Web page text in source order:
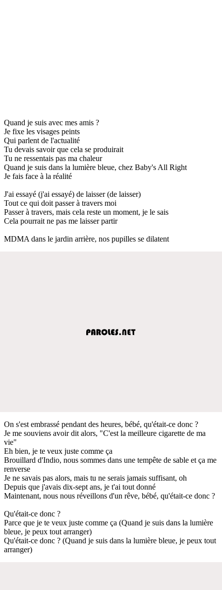
Quand je suis avec mes amis ?
Je fixe les visages peints
Qui parlent de l'actualité
Tu devais savoir que cela se produirait
Tu ne ressentais pas ma chaleur
Quand je suis dans la lumière bleue, chez Baby's All Right
Je fais face à la réalité
J'ai essayé (j'ai essayé) de laisser (de laisser)
Tout ce qui doit passer à travers moi
Passer à travers, mais cela reste un moment, je le sais
Cela pourrait ne pas me laisser partir
MDMA dans le jardin arrière, nos pupilles se dilatent
On s'est embrassé pendant des heures, bébé, qu'était-ce donc ?
Je me souviens avoir dit alors, "C'est la meilleure cigarette de ma
vie"
Eh bien, je te veux juste comme ça
Brouillard d'Indio, nous sommes dans une tempête de sable et ça me
renverse
Je ne savais pas alors, mais tu ne serais jamais suffisant, oh
Depuis que j'avais dix-sept ans, je t'ai tout donné
Maintenant, nous nous réveillons d'un rêve, bébé, qu'était-ce donc ?
Qu'était-ce donc ?
Parce que je te veux juste comme ça (Quand je suis dans la lumière
bleue, je peux tout arranger)
Qu'était-ce donc ? (Quand je suis dans la lumière bleue, je peux tout
arranger)